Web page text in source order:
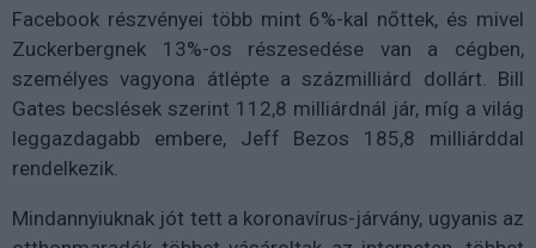
Facebook részvényei több mint 6%-kal nőttek, és mivel
Zuckerbergnek 13%-os részesedése van a cégben,
személyes vagyona átlépte a százmilliárd dollárt. Bill
Gates becslések szerint 112,8 milliárdnál jár, míg a világ
leggazdagabb embere, Jeff Bezos 185,8 milliárddal
rendelkezik.
Mindannyiuknak jót tett a koronavírus-járvány, ugyanis az